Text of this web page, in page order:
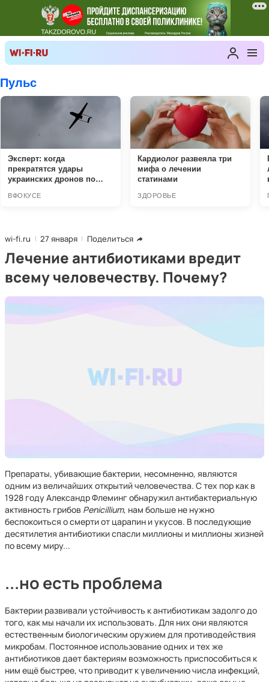
wi-fi.ru 27 января Поделиться
Лечение антибиотиками вредит
всему человечеству. Почему?
Препараты, убивающие бактерии, несомненно, являются
одним из величайших открытий человечества. С тех пор как в
1928 году Александр Флеминг обнаружил антибактериальную
активность грибов Penicillium, нам больше не нужно
беспокоиться о смерти от царапин и укусов. В последующие
десятилетия антибиотики спасли миллионы и миллионы жизней
по всему миру...
...но есть проблема
Бактерии развивали устойчивость к антибиотикам задолго до
того, как мы начали их использовать. Для них они являются
естественным биологическим оружием для противодействия
микробам. Постоянное использование одних и тех же
антибиотиков дает бактериям возможность приспособиться к
ним ещё быстрее, что приводит к увеличению числа инфекций,